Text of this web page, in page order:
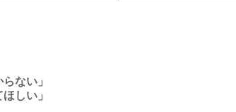
ない」
しい」